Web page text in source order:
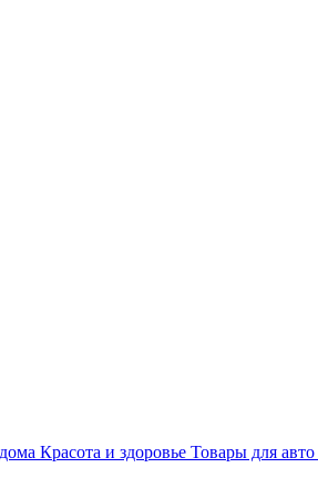
Красота и здоровье Товары для авто